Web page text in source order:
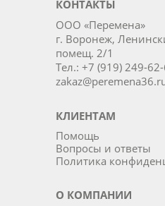
КОНТАКТЫ
ООО «Перемена»
г. Воронеж,
помещ. 2/1
Тел.: +7 (919) 249-
КЛИЕНТАМ
Помощь
Вопросы и ответы
Политика
О КОМПАНИИ